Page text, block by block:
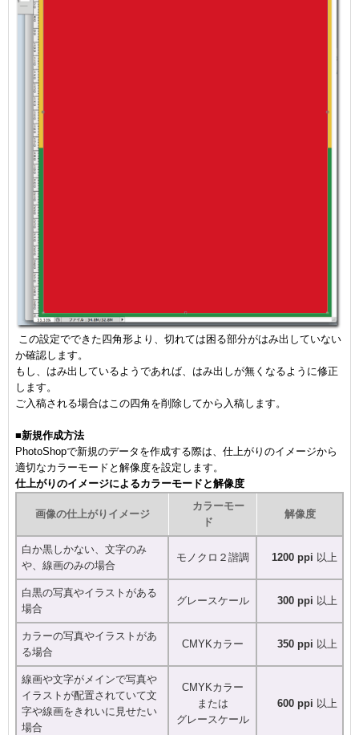
この設定でできた四角形より、切れては困る部分がはみ出していない
か確認します。
もし、はみ出しているようであれば、はみ出しが無くなるように修正
します。
ご入稿される場合はこの四角を削除してから入稿します。
■新規作成方法
PhotoShopで新規のデータを作成する際は、仕上がりのイメージから
適切なカラーモードと解像度を設定します。
仕上がりのイメージによるカラーモードと解像度
画像の仕上がりイメージ
カラーモー
ド
解像度
白か黒しかない、文字のみ
や、線画のみの場合
モノクロ２諧調 1200 ppi 以上
白黒の写真やイラストがある
場合
グレースケール 300 ppi 以上
カラーの写真やイラストがあ
る場合
CMYKカラー 350 ppi 以上
線画や文字がメインで写真や
イラストが配置されていて文
字や線画をきれいに見せたい
場合
CMYKカラー
または
グレースケール
600 ppi 以上